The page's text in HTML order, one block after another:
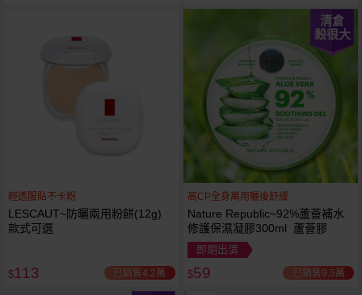
輕透服貼不卡粉
LESCAUT~防曬兩用粉餅(12g)
款式可選
$113 已銷售4.2萬
清倉
殺很大
高CP全身萬用曬後舒緩
Nature Republic~92%蘆薈補水
修護保濕凝膠300ml 蘆薈膠
即期出清
$59 已銷售9.5萬